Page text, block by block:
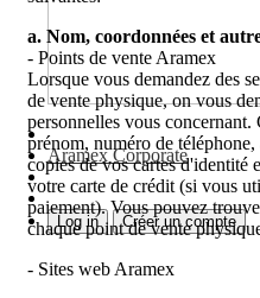
Aramex Corporate
Log in Créer un compte
a. Nom, coordonnées et
- Points de vente Aramex
Lorsque vous demandez des
de vente physique, on vous
personnelles vous concernant.
prénom, numéro de téléphone,
copies de vos cartes d'identité
votre carte de crédit (si vous
paiement). Vous pouvez
chaque point de vente
- Sites web Aramex